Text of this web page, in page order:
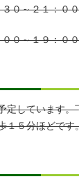
０～２１：０
０～１９：０
定しています
１５分ほどです